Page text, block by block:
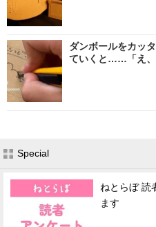
ダンボールをカッ
ていくと……「え
Special
ねとらぼ 読
ます